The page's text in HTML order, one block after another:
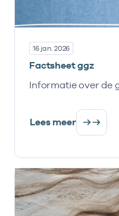
16 jan. 2026
Factsheet ggz
Informatie over de
Lees meer